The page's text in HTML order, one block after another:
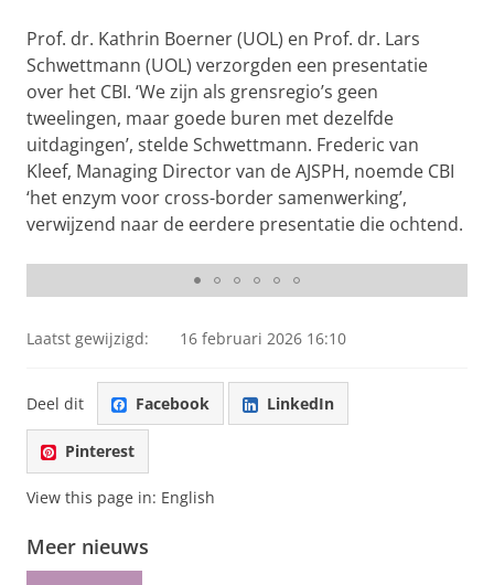
Prof. dr. Kathrin Boerner (UOL) en Prof. dr. Lars
Schwettmann (UOL) verzorgden een presentatie
over het CBI. ‘We zijn als grensregio’s geen
tweelingen, maar goede buren met dezelfde
uitdagingen’, stelde Schwettmann. Frederic van
Kleef, Managing Director van de AJSPH, noemde CBI
‘het enzym voor cross-border samenwerking’,
verwijzend naar de eerdere presentatie die ochtend.
Laatst gewijzigd: 16 februari 2026 16:10
Deel dit Facebook LinkedIn
Pinterest
View this page in: English
Meer nieuws